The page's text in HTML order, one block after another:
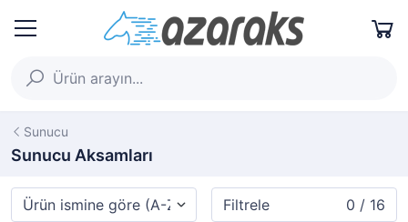
Sunucu
Sunucu Aksamları
Filtrele 0 / 16